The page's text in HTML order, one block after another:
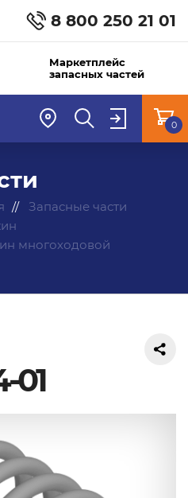
8 800 250 21 01
Маркетплейс
запасных частей
0
Запасные части
многоходовой
01